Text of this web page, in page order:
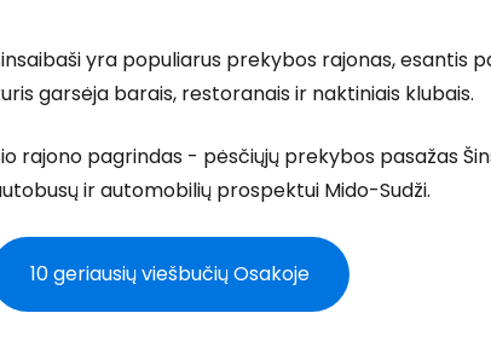
yra populiarus prekybos rajonas, esantis
garsėja barais, restoranais ir naktiniais klubais.
rajono pagrindas - pėsčiųjų prekybos pasažas
ir automobilių prospektui Mido-Sudži.
10 geriausių viešbučių Osakoje